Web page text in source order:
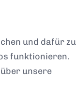
und dafür zu
funktionieren.
unsere